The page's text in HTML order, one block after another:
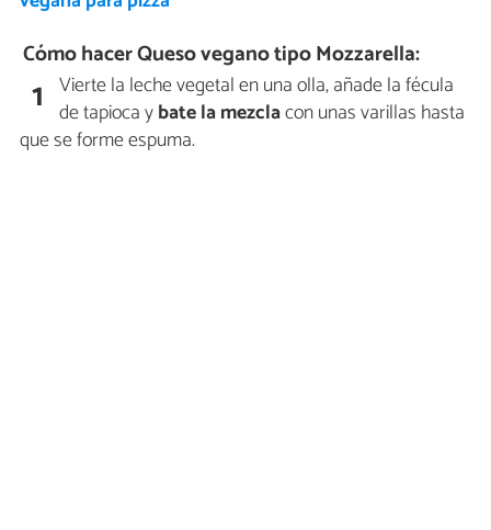
Cómo hacer Queso vegano tipo Mozzarella:
1 Vierte la leche vegetal en una olla, añade la fécula
de tapioca ybate la mezclacon unas varillas hasta
que se forme espuma.